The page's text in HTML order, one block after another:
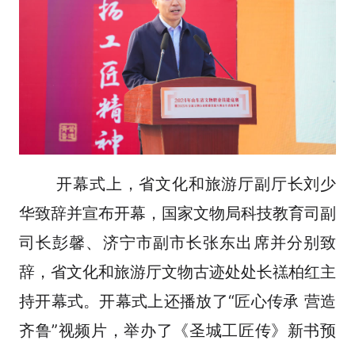
开幕式上，省文化和旅游厅副厅长刘少
华致辞并宣布开幕，国家文物局科技教育司副
司长彭馨、济宁市副市长张东出席并分别致
辞，省文化和旅游厅文物古迹处处长禚柏红主
持开幕式。开幕式上还播放了“匠心传承 营造
齐鲁”视频片，举办了《圣城工匠传》新书预